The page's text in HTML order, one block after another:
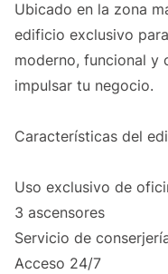
Ubicado en la zona
edificio exclusivo
moderno, funcional y
impulsar tu negocio.
Características del
Uso exclusivo de
3 ascensores
Servicio de
Acceso 24/7